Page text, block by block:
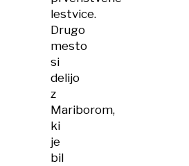
lestvice.
Drugo
mesto
si
delijo
z
Mariborom,
ki
je
bil